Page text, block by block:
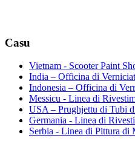
Casu
Vietnam - Scooter Paint
India – Officina di
Indonesia – Officina di
Messicu - Linea di
USA – Prughjettu di Tubi
Germania - Linea di
Serbia - Linea di Pittura di